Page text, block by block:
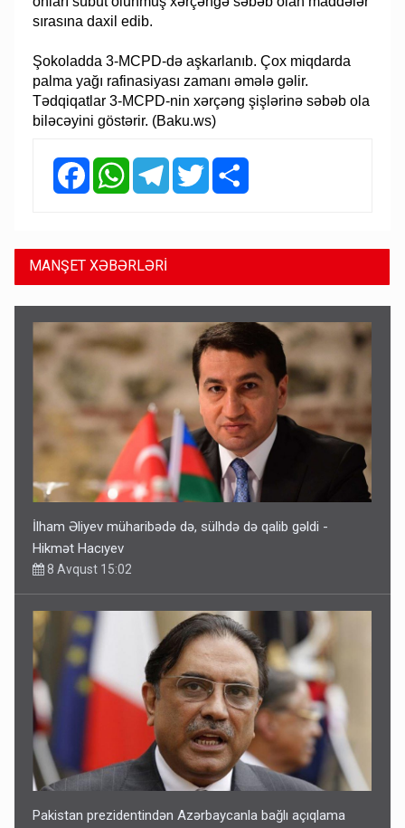
sırasına daxil edib.
Şokoladda 3-MCPD-də aşkarlanıb. Çox miqdarda
palma yağı rafinasiyası zamanı əmələ gəlir.
Tədqiqatlar 3-MCPD-nin xərçəng şişlərinə səbəb ola
biləcəyini göstərir. (Baku.ws)
FacebookWhatsAppTelegramTwitter
MANŞET XƏBƏRLƏRİ
İlham Əliyev müharibədə də, sülhdə də qalib gəldi -
Hikmət Hacıyev
8 Avqust 15:02
Pakistan prezidentindən Azərbaycanla bağlı açıqlama